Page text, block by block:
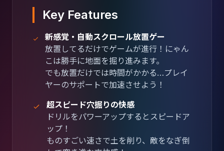
Key Features
新感覚・自動スクロール放置ゲー
放置してるだけでゲームが進行！にゃん
こは勝手に地面を掘り進みます。
でも放置だけでは時間がかかる…プレイ
ヤーのサポートで加速させよう！
超スピード穴掘りの快感
ドリルをパワーアップするとスピードア
ップ！
ものすごい速さで土を削り、敵をなぎ倒